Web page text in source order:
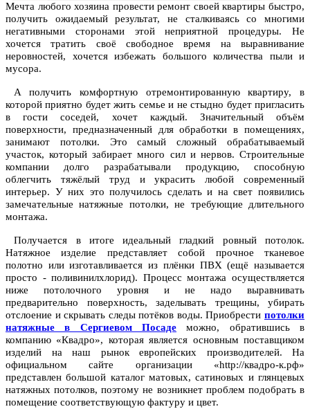
Мечта любого хозяина провести ремонт своей квартиры быстро,
получить ожидаемый результат, не сталкиваясь со многими
негативными сторонами этой неприятной процедуры. Не
хочется тратить своё свободное время на выравнивание
неровностей, хочется избежать большого количества пыли и
мусора.
А получить комфортную отремонтированную квартиру, в
которой приятно будет жить семье и не стыдно будет пригласить
в гости соседей, хочет каждый. Значительный объём
поверхности, предназначенный для обработки в помещениях,
занимают потолки. Это самый сложный обрабатываемый
участок, который забирает много сил и нервов. Строительные
компании долго разрабатывали продукцию, способную
облегчить тяжёлый труд и украсить любой современный
интерьер. У них это получилось сделать и на свет появились
замечательные натяжные потолки, не требующие длительного
монтажа.
Получается в итоге идеальный гладкий ровный потолок.
Натяжное изделие представляет собой прочное тканевое
полотно или изготавливается из плёнки ПВХ (ещё называется
просто - поливинилхлорид). Процесс монтажа осуществляется
ниже потолочного уровня и не надо выравнивать
предварительно поверхность, заделывать трещины, убирать
отслоение и скрывать следы потёков воды. Приобрести потолки
натяжные в Сергиевом Посаде можно, обратившись в
компанию «Квадро», которая является основным поставщиком
изделий на наш рынок европейских производителей. На
официальном сайте организации «http://квадро-к.рф»
представлен большой каталог матовых, сатиновых и глянцевых
натяжных потолков, поэтому не возникнет проблем подобрать в
помещение соответствующую фактуру и цвет.